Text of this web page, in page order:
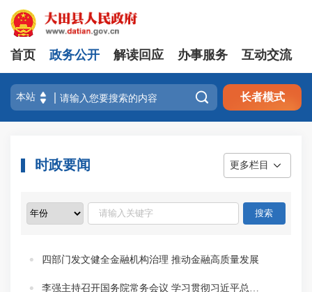
首页 政务公开 解读回应 办事服务 互动交流
 长者模式
时政要闻 更多栏目
四部门发文健全金融机构治理 推动金融高质量发展